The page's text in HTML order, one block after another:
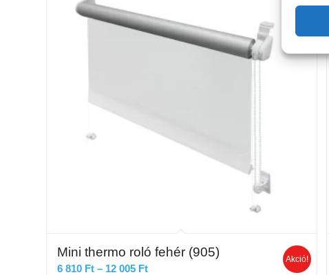
Mini thermo roló fehér (905)
6 810 Ft – 12 005 FtÁrtartomány:
Akció!